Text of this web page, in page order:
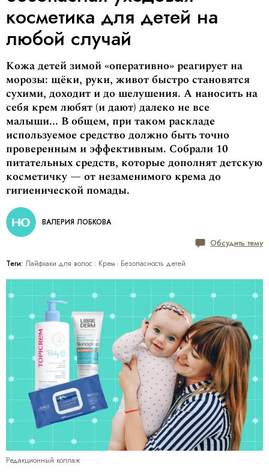
косметика для детей на
любой случай
Кожа детей зимой «оперативно» реагирует на
морозы: щёки, руки, живот быстро становятся
сухими, доходит и до шелушения. А наносить на
себя крем любят (и дают) далеко не все
малыши... В общем, при таком раскладе
используемое средство должно быть точно
проверенным и эффективным. Собрали 10
питательных средств, которые дополнят детскую
косметичку — от незаменимого крема до
гигиенической помады.
ВАЛЕРИЯ ЛОБКОВА
Обсудить тему
Теги: Лайфхаки для волос Крем Безопасность детей
Редакционный коллаж